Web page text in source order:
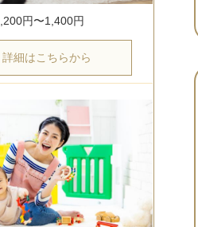
詳細はこちらから